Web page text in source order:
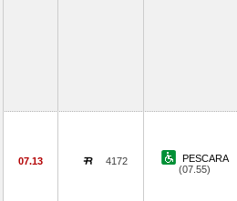
07.13 4172
PESCARA
(07.55)